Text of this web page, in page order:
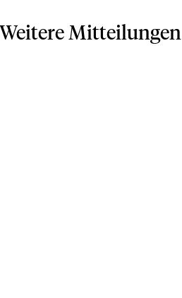
Weitere Mitteilungen